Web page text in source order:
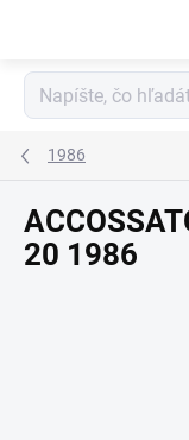
1986
20 1986